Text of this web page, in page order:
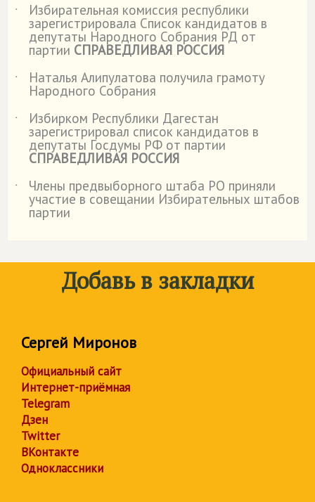
˙
Избирательная комиссия республики
зарегистрировала Список кандидатов в
депутаты Народного Собрания РД от
партии СПРАВЕДЛИВАЯ РОССИЯ
˙
Наталья Алипулатова получила грамоту
Народного Собрания
˙
Избирком Республики Дагестан
зарегистрировал список кандидатов в
депутаты Госдумы РФ от партии
СПРАВЕДЛИВАЯ РОССИЯ
˙
Члены предвыборного штаба РО приняли
участие в совещании Избирательных штабов
партии
Добавь в закладки
Сергей Миронов
Официальный сайт
Интернет-приёмная
Telegram
Дзен
Twitter
ВКонтакте
Одноклассники